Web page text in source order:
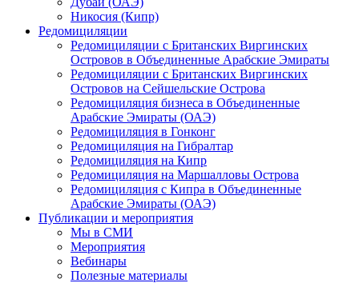
Никосия (Кипр)
Редомициляции
Редомициляции с Британских Виргинских
Островов в Объединенные Арабские Эмираты
Редомициляции с Британских Виргинских
Островов на Сейшельские Острова
Редомициляция бизнеса в Объединенные
Арабские Эмираты (ОАЭ)
Редомициляция в Гонконг
Редомициляция на Гибралтар
Редомициляция на Кипр
Редомициляция на Маршалловы Острова
Редомициляция с Кипра в Объединенные
Арабские Эмираты (ОАЭ)
Публикации и мероприятия
Мы в СМИ
Мероприятия
Вебинары
Полезные материалы